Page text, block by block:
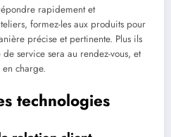
rapidement et
formez-les aux produits pour
précise et pertinente. Plus ils
service sera au rendez-vous, et
en charge.
technologies